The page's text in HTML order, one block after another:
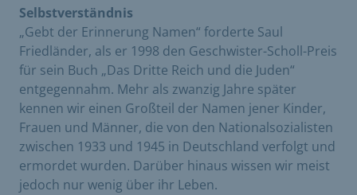
Selbstverständnis
„Gebt der Erinnerung Namen“ forderte Saul
Friedländer, als er 1998 den Geschwister-Scholl-Preis
für sein Buch „Das Dritte Reich und die Juden“
entgegennahm. Mehr als zwanzig Jahre später
kennen wir einen Großteil der Namen jener Kinder,
Frauen und Männer, die von den Nationalsozialisten
zwischen 1933 und 1945 in Deutschland verfolgt und
ermordet wurden. Darüber hinaus wissen wir meist
jedoch nur wenig über ihr Leben.